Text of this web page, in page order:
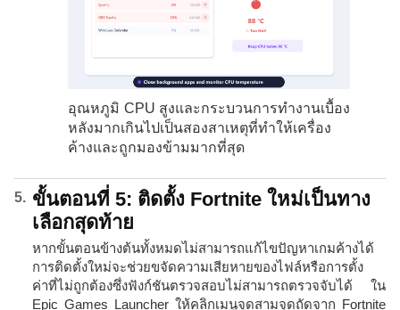
อุณหภูมิ CPU สูงและกระบวนการทำงานเบื้อง
หลังมากเกินไปเป็นสองสาเหตุที่ทำให้เครื่อง
ค้างและถูกมองข้ามมากที่สุด
ขั้นตอนที่ 5: ติดตั้ง Fortnite ใหม่เป็นทาง
เลือกสุดท้าย
หากขั้นตอนข้างต้นทั้งหมดไม่สามารถแก้ไขปัญหาเกมค้างได้
การติดตั้งใหม่จะช่วยขจัดความเสียหายของไฟล์หรือการตั้ง
ค่าที่ไม่ถูกต้องซึ่งฟังก์ชันตรวจสอบไม่สามารถตรวจจับได้ ใน
Epic Games Launcher ให้คลิกเมนูจุดสามจุดถัดจาก Fortnite